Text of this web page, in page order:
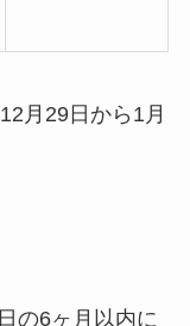
月29日から1月
の6ヶ月以内に